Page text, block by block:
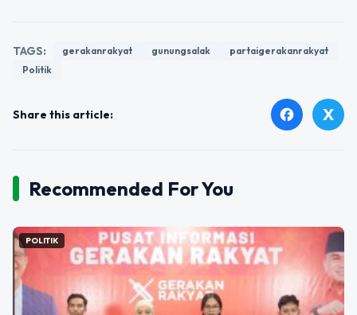
TAGS: gerakanrakyat gunungsalak
partaigerakanrakyat
Politik
Share this article: facebook X
Recommended For You
POLITIK